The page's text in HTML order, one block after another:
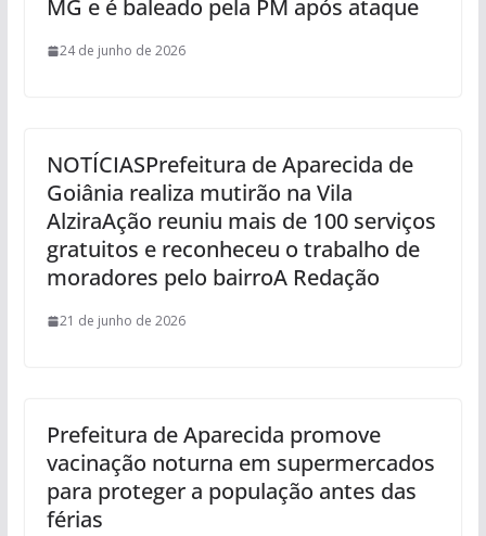
MG e é baleado pela PM após ataque
24 de junho de 2026
NOTÍCIASPrefeitura de Aparecida de
Goiânia realiza mutirão na Vila
AlziraAção reuniu mais de 100 serviços
gratuitos e reconheceu o trabalho de
moradores pelo bairroA Redação
21 de junho de 2026
Prefeitura de Aparecida promove
vacinação noturna em supermercados
para proteger a população antes das
férias